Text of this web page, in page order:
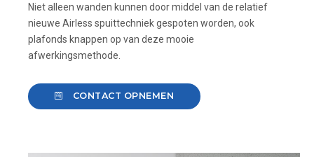
Niet alleen wanden kunnen door middel van de relatief
nieuwe Airless spuittechniek gespoten worden, ook
plafonds knappen op van deze mooie
afwerkingsmethode.
CONTACT OPNEMEN